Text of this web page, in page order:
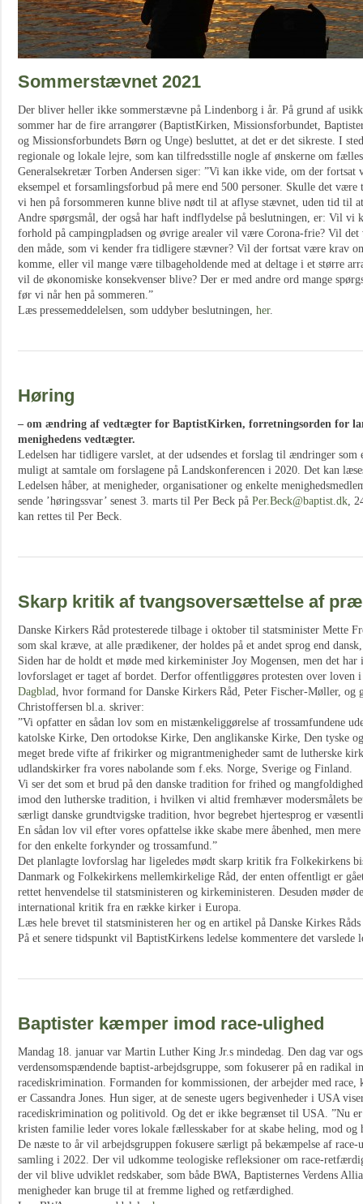
Sommerstævnet 2021
Der bliver heller ikke sommerstævne på Lindenborg i år. På grund af
sommer har de fire arrangører (BaptistKirken, Missionsforbundet,
og Missionsforbundets Børn og Unge) besluttet, at det er det sikreste. I
regionale og lokale lejre, som kan tilfredsstille nogle af ønskerne om
Generalsekretær Torben Andersen siger: ”Vi kan ikke vide, om der
eksempel et forsamlingsforbud på mere end 500 personer. Skulle det
vi hen på forsommeren kunne blive nødt til at aflyse stævnet, uden tid til
Andre spørgsmål, der også har haft indflydelse på beslutningen, er: Vil vi
forhold på campingpladsen og øvrige arealer vil være Corona-frie? Vil
den måde, som vi kender fra tidligere stævner? Vil der fortsat være krav
komme, eller vil mange være tilbageholdende med at deltage i et større
vil de økonomiske konsekvenser blive? Der er med andre ord mange
før vi når hen på sommeren.”
Læs pressemeddelelsen, som uddyber beslutningen, her.
Høring
– om ændring af vedtægter for BaptistKirken, forretningsorden for
menighedens vedtægter.
Ledelsen har tidligere varslet, at der udsendes et forslag til ændringer som
muligt at samtale om forslagene på Landskonferencen i 2020. Det kan
Ledelsen håber, at menigheder, organisationer og enkelte
sende ’høringssvar’ senest 3. marts til Per Beck på Per.Beck@baptist.dk,
kan rettes til Per Beck.
Skarp kritik af tvangsoversættelse af
Danske Kirkers Råd protesterede tilbage i oktober til statsminister Mette
som skal kræve, at alle prædikener, der holdes på et andet sprog end
Siden har de holdt et møde med kirkeminister Joy Mogensen, men det
lovforslaget er taget af bordet. Derfor offentliggøres protesten over loven
Dagblad, hvor formand for Danske Kirkers Råd, Peter Fischer-Møller, og
Christoffersen bl.a. skriver:
”Vi opfatter en sådan lov som en mistænkeliggørelse af trossamfundene
katolske Kirke, Den ortodokse Kirke, Den anglikanske Kirke, Den tyske
meget brede vifte af frikirker og migrantmenigheder samt de lutherske
udlandskirker fra vores nabolande som f.eks. Norge, Sverige og Finland.
Vi ser det som et brud på den danske tradition for frihed og
imod den lutherske tradition, i hvilken vi altid fremhæver modersmålets
særligt danske grundtvigske tradition, hvor begrebet hjertesprog er
En sådan lov vil efter vores opfattelse ikke skabe mere åbenhed, men
for den enkelte forkynder og trossamfund.”
Det planlagte lovforslag har ligeledes mødt skarp kritik fra Folkekirkens
Danmark og Folkekirkens mellemkirkelige Råd, der enten offentligt er
rettet henvendelse til statsministeren og kirkeministeren. Desuden møder
international kritik fra en række kirker i Europa.
Læs hele brevet til statsministeren her og en artikel på Danske Kirkes
På et senere tidspunkt vil BaptistKirkens ledelse kommentere det varslede
Baptister kæmper imod race-ulighed
Mandag 18. januar var Martin Luther King Jr.s mindedag. Den dag var
verdensomspændende baptist-arbejdsgruppe, som fokuserer på en radikal
racediskrimination. Formanden for kommissionen, der arbejder med
er Cassandra Jones. Hun siger, at de seneste ugers begivenheder i USA
racediskrimination og politivold. Og det er ikke begrænset til USA. ”Nu
kristen familie leder vores lokale fællesskaber for at skabe heling, mod og
De næste to år vil arbejdsgruppen fokusere særligt på bekæmpelse af
samling i 2022. Der vil udkomme teologiske refleksioner om race-
der vil blive udviklet redskaber, som både BWA, Baptisternes Verdens
menigheder kan bruge til at fremme lighed og retfærdighed.